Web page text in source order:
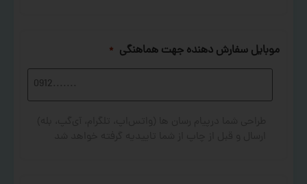
موبایل سفارش دهنده جهت هماهنگی *